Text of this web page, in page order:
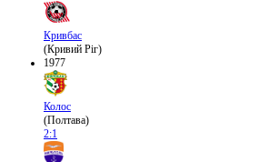
Кривбас
(Кривий Ріг)
1977
Колос
(Полтава)
2:1